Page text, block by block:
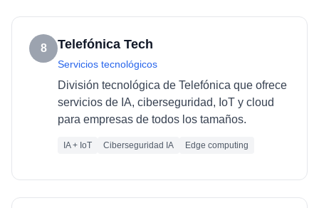
8 Telefónica Tech
Servicios tecnológicos
División tecnológica de Telefónica que ofrece
servicios de IA, ciberseguridad, IoT y cloud
para empresas de todos los tamaños.
IA + IoT Ciberseguridad IA Edge computing